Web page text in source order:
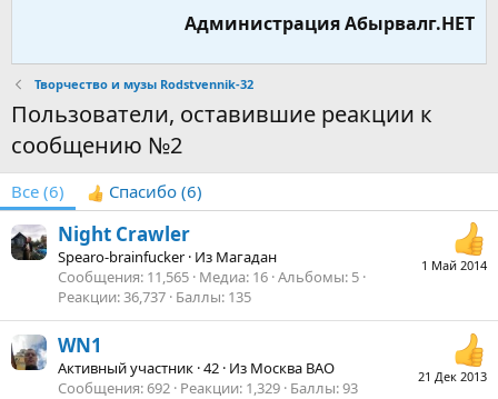
Администрация Абырвалг.НЕТ
Творчество и музы Rodstvennik-32
Пользователи, оставившие реакции к
сообщению №2
Все (6) Спасибо (6)
1 Май 2014
Night Crawler
Spearo-brainfuсker · Из Магадан
Сообщения 11,565 Медиа 16 Альбомы 5
Реакции 36,737 Баллы 135
21 Дек 2013
WN1
Активный участник ·42 · Из Москва ВАО
Сообщения 692 Реакции 1,329 Баллы 93